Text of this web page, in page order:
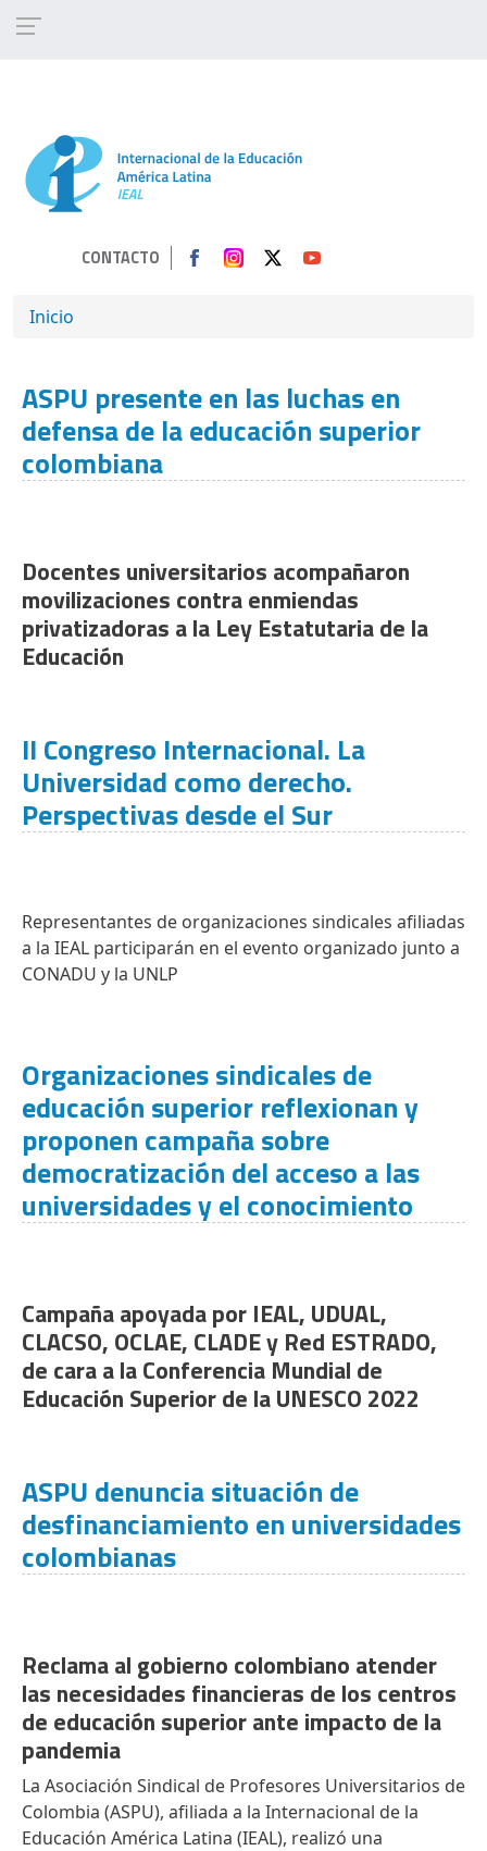
CONTACTO
SOBRESCRIBIR ENLACES DE AYUDA A
Inicio
ASPU presente en las luchas en
defensa de la educación superior
colombiana
Docentes universitarios acompañaron
movilizaciones contra enmiendas
privatizadoras a la Ley Estatutaria de la
Educación
II Congreso Internacional. La
Universidad como derecho.
Perspectivas desde el Sur
Representantes de organizaciones sindicales afiliadas
a la IEAL participarán en el evento organizado junto a
CONADU y la UNLP
Organizaciones sindicales de
educación superior reflexionan y
proponen campaña sobre
democratización del acceso a las
universidades y el conocimiento
Campaña apoyada por IEAL, UDUAL,
CLACSO, OCLAE, CLADE y Red ESTRADO,
de cara a la Conferencia Mundial de
Educación Superior de la UNESCO 2022
ASPU denuncia situación de
desfinanciamiento en universidades
colombianas
Reclama al gobierno colombiano atender
las necesidades financieras de los centros
de educación superior ante impacto de la
pandemia
La Asociación Sindical de Profesores Universitarios de
Colombia (ASPU), afiliada a la Internacional de la
Educación América Latina (IEAL), realizó una